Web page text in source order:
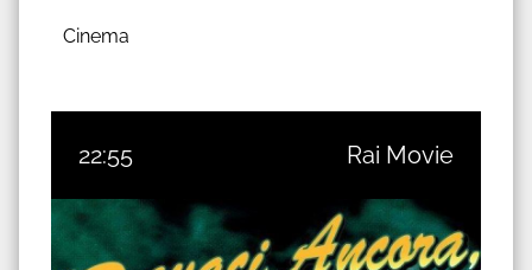
Cinema
22:55 Rai Movie